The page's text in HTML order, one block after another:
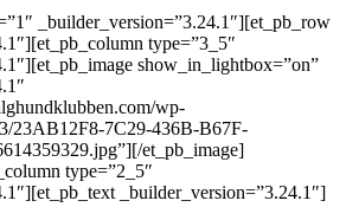
_builder_version=”3.24.1″][et_pb_row
type=”3_5″
show_in_lightbox=”on”
wp-
23AB12F8-7C29-436B-B67F-
et_pb_image]
type=”2_5″
_builder_version=”3.24.1″]